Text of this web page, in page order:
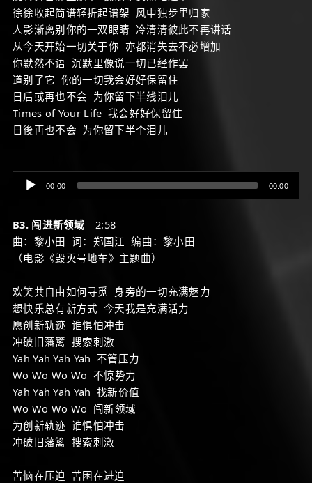
徐徐收起简谱轻折起谱架 风中独步里归家
人影渐离别你的一双眼睛 冷清清彼此不再讲话
从今天开始一切关于你 亦都消失去不必增加
你默然不语 沉默里像说一切已经作罢
道别了它 你的一切我会好好保留住
日后或再也不会 为你留下半线泪儿
Times of Your Life 我会好好保留住
日後再也不会 为你留下半个泪儿
Audio
Player
00:00 00:00
B3. 闯进新领域 2:58
曲：黎小田 词：郑国江 编曲：黎小田
（电影《毁灭号地车》主题曲）
欢笑共自由如何寻觅 身旁的一切充满魅力
想快乐总有新方式 今天我是充满活力
愿创新轨迹 谁惧怕冲击
冲破旧藩篱 搜索刺激
Yah Yah Yah Yah 不管压力
Wo Wo Wo Wo 不惊势力
Yah Yah Yah Yah 找新价值
Wo Wo Wo Wo 闯新领域
为创新轨迹 谁惧怕冲击
冲破旧藩篱 搜索刺激
苦恼在压迫 苦困在进迫